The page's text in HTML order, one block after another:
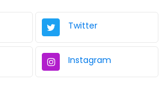
Twitter
Instagram